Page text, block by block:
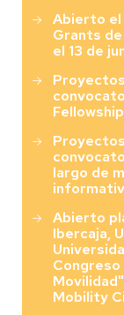
Abierto
Grants
el 13 de
largo de
Abierto
Ibercaja,
Congreso
Mobility